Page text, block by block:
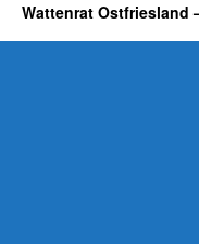
Wattenrat Ostfriesland